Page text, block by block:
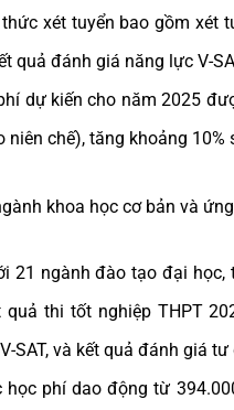
xét tuyển bao gồm xét
quả đánh giá năng lực V-
dự kiến cho năm 2025
chế), tăng khoảng 10%
khoa học cơ bản và
21 ngành đào tạo đại
thi tốt nghiệp THPT
và kết quả đánh giá
học phí dao động từ